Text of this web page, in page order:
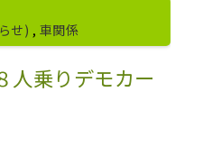
せ) , 車関係
人乗りデモカー